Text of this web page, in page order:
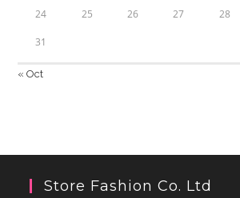
24 25 26 27 28
31
« Oct
Store Fashion Co. Ltd